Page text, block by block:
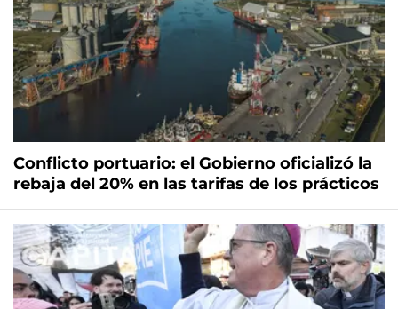
Conflicto portuario: el Gobierno oficializó la
rebaja del 20% en las tarifas de los prácticos